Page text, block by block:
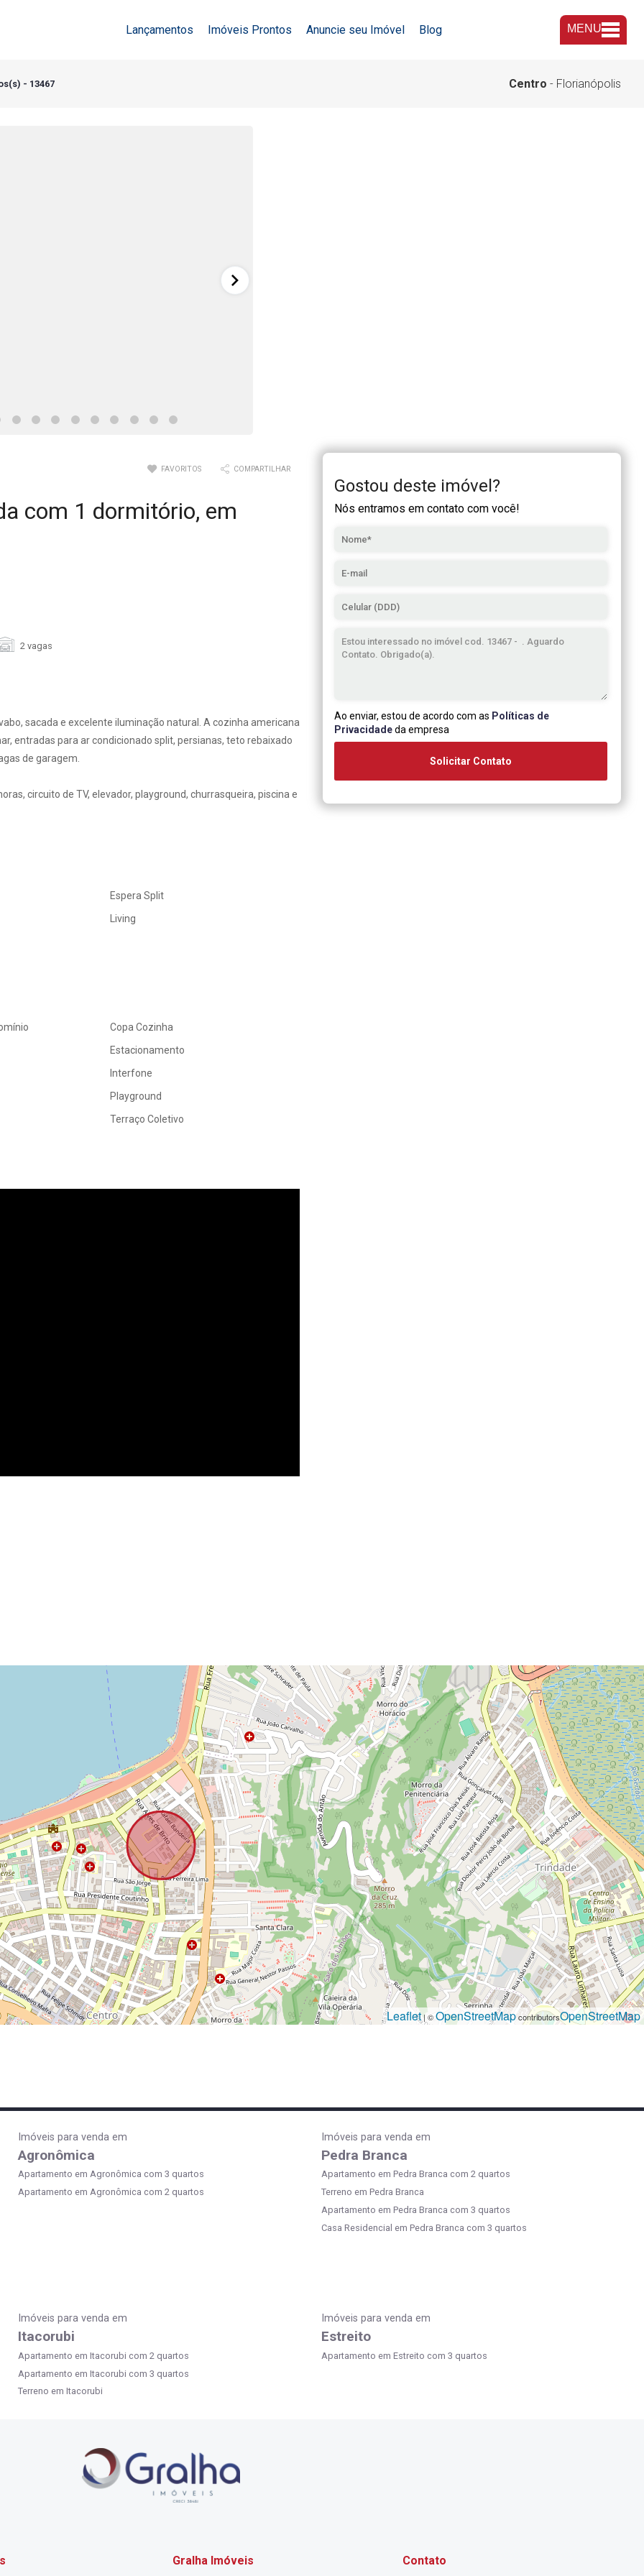
Lançamentos Imóveis Prontos Anuncie seu Imóvel Blog MENU
- 13467 Centro - Florianópolis
FAVORITOS COMPARTILHAR
com 1 dormitório, em
2 vagas
sacada e excelente iluminação natural. A cozinha americana
entradas para ar condicionado split, persianas, teto rebaixado
de garagem.
circuito de TV, elevador, playground, churrasqueira, piscina e
Espera Split
Living
Copa Cozinha
Estacionamento
Interfone
Playground
Terraço Coletivo
Gostou deste imóvel?
Nós entramos em contato com você!
Ao enviar, estou de acordo com as Políticas de
Privacidadeda empresa
Solicitar Contato
Leaflet| ©OpenStreetMapcontributorsOpenStreetMap
Imóveis para venda em
Agronômica
Apartamento em Agronômica com 3 quartos
Apartamento em Agronômica com 2 quartos
Imóveis para venda em
Pedra Branca
Apartamento em Pedra Branca com 2 quartos
Terreno em Pedra Branca
Apartamento em Pedra Branca com 3 quartos
Casa Residencial em Pedra Branca com 3 quartos
Imóveis para venda em
Itacorubi
Apartamento em Itacorubi com 2 quartos
Apartamento em Itacorubi com 3 quartos
Terreno em Itacorubi
Imóveis para venda em
Estreito
Apartamento em Estreito com 3 quartos
Gralha Imóveis
Contato